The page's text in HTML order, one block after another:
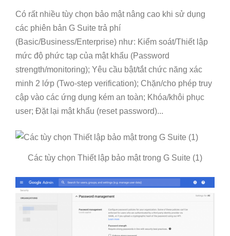
Có rất nhiều tùy chọn bảo mật nâng cao khi sử dụng
các phiên bản G Suite trả phí
(Basic/Business/Enterprise) như: Kiểm soát/Thiết lập
mức độ phức tạp của mật khẩu (Password
strength/monitoring); Yêu cầu bật/tắt chức năng xác
minh 2 lớp (Two-step verification); Chặn/cho phép truy
cập vào các ứng dụng kém an toàn; Khóa/khôi phục
user; Đặt lại mật khẩu (reset password)...
Các tùy chọn Thiết lập bảo mật trong G Suite (1)